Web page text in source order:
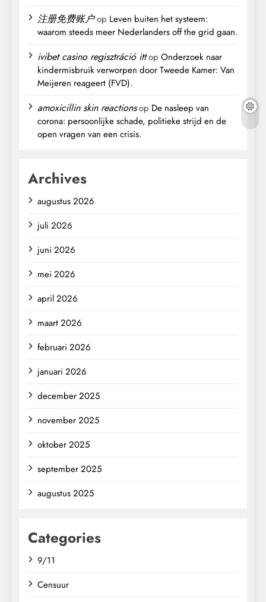
注册免费账户op Leven buiten het systeem:
waarom steeds meer Nederlanders off the grid gaan.
ivibet casino regisztráció ittop Onderzoek naar
kindermisbruik verworpen door Tweede Kamer: Van
Meijeren reageert (FVD).
amoxicillin skin reactionsop De nasleep van
corona: persoonlijke schade, politieke strijd en de
open vragen van een crisis.
Archives
augustus 2026
juli 2026
juni 2026
mei 2026
april 2026
maart 2026
februari 2026
januari 2026
december 2025
november 2025
oktober 2025
september 2025
augustus 2025
Categories
9/11
Censuur